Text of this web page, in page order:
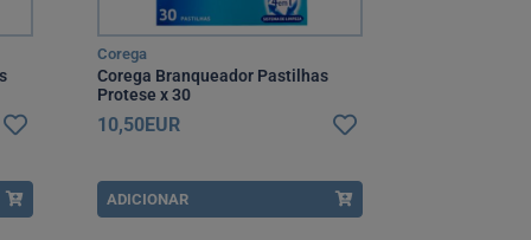
Corega
Corega Branqueador Pastilhas
Protese x 30
10,50EUR
ADICIONAR